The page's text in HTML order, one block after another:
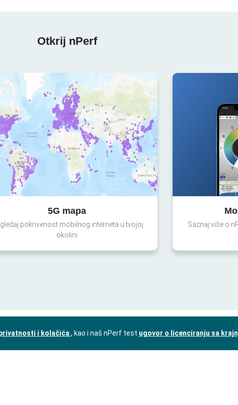
Otkrij nPerf
5G mapa
pokrivenost mobilnog interneta u tvojoj
okolini
Saznaj više o
i kolačića , kao i naš nPerf test ugovor o licenciranju sa